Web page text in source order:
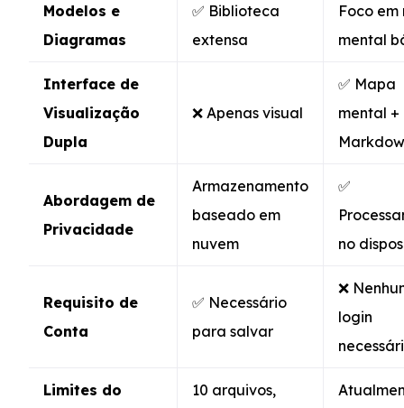
Modelos e
Diagramas
✅ Biblioteca
extensa
Foco
mental
Interface de
Visualização
Dupla
❌ Apenas visual
✅ Mapa
mental +
Abordagem de
Privacidade
Armazenamento
baseado em
nuvem
✅
no
Requisito de
Conta
✅ Necessário
para salvar
❌
login
Limites do
10 arquivos,